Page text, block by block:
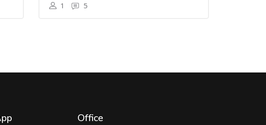
1 5
Office